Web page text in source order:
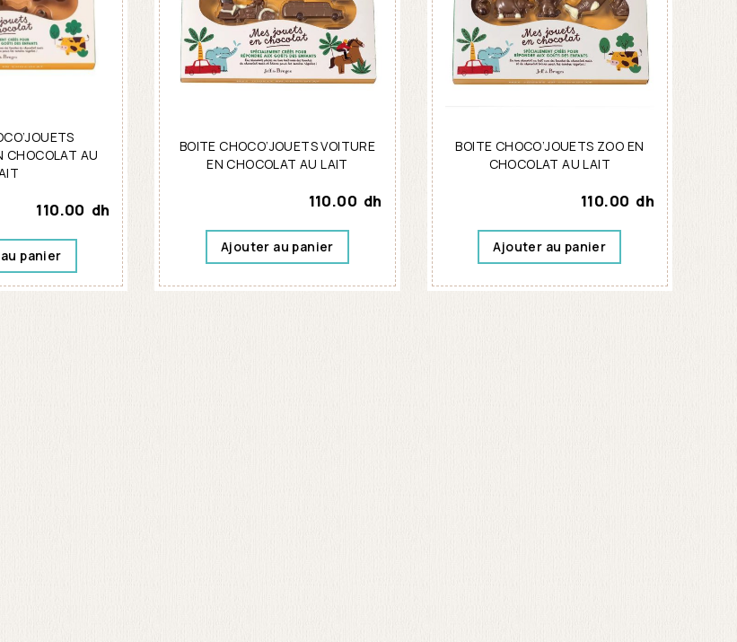
CHOCOLAT AU
110.00 dh
panier
BOITE CHOCO’JOUETS VOITURE
EN CHOCOLAT AU LAIT
110.00 dh
Ajouter au panier
BOITE CHOCO’JOUETS ZOO EN
CHOCOLAT AU LAIT
110.00 dh
Ajouter au panier